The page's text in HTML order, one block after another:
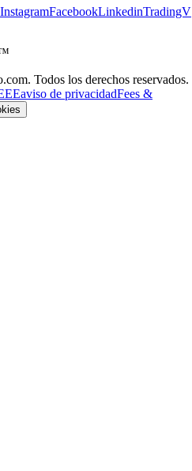
InstagramFacebookLinkedinTradingV
Todos los derechos reservados.
aviso de privacidadFees &